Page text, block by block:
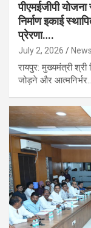
पीएमईजीपी
निर्माण इकाई
प्रेरणा….
July 2, 2026
रायपुर: मुख्यमंत्री
जोड़ने और